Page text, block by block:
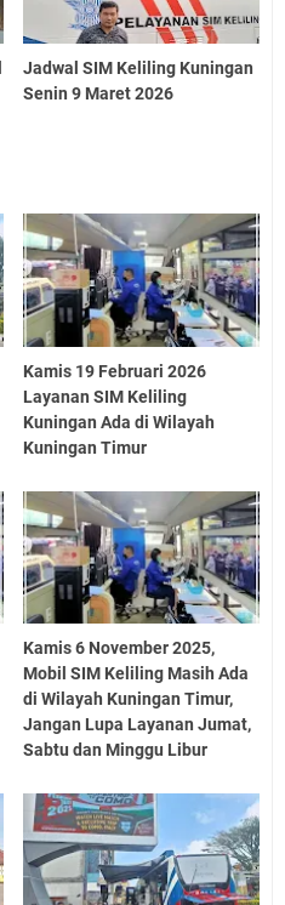
Jadwal SIM Keliling Kuningan
Senin 9 Maret 2026
Kamis 19 Februari 2026
Layanan SIM Keliling
Kuningan Ada di Wilayah
Kuningan Timur
Kamis 6 November 2025,
Mobil SIM Keliling Masih Ada
di Wilayah Kuningan Timur,
Jangan Lupa Layanan Jumat,
Sabtu dan Minggu Libur